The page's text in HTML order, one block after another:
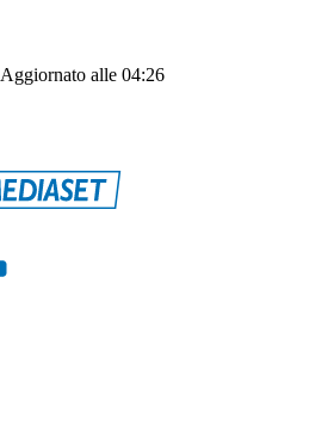
Aggiornato alle 04:26